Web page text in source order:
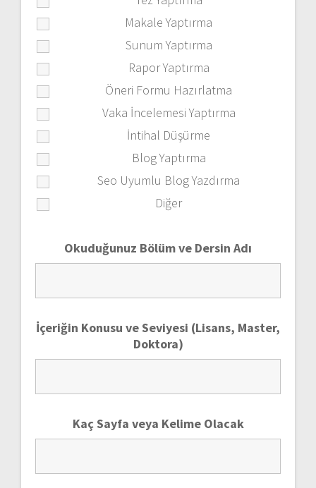
Makale Yaptırma
Sunum Yaptırma
Rapor Yaptırma
Öneri Formu Hazırlatma
Vaka İncelemesi Yaptırma
İntihal Düşürme
Blog Yaptırma
Seo Uyumlu Blog Yazdırma
Diğer
Okuduğunuz Bölüm ve Dersin Adı
İçeriğin Konusu ve Seviyesi (Lisans, Master,
Doktora)
Kaç Sayfa veya Kelime Olacak